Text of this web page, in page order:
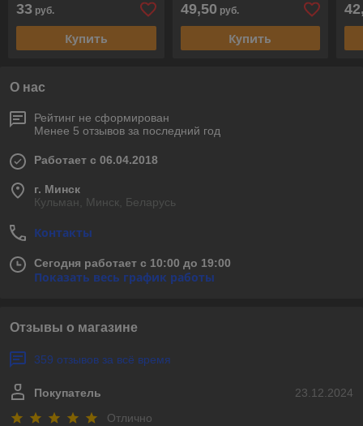
33 руб.
Купить
49,50 руб.
Купить
О нас
Рейтинг не сформирован
Менее 5 отзывов за последний год
Работает с 06.04.2018
г. Минск
Кульман, Минск, Беларусь
Контакты
Сегодня работает с 10:00 до 19:00
Показать весь график работы
Отзывы о магазине
359 отзывов за всё время
23.12.2024
Покупатель
Отлично